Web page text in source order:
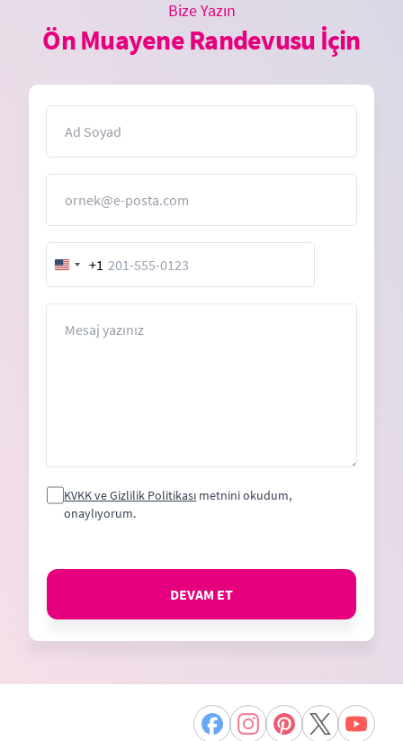
Bize Yazın
Ön Muayene Randevusu İçin
United
States
+1
KVKK ve Gizlilik Politikası metnini okudum,
onaylıyorum.
DEVAM ET